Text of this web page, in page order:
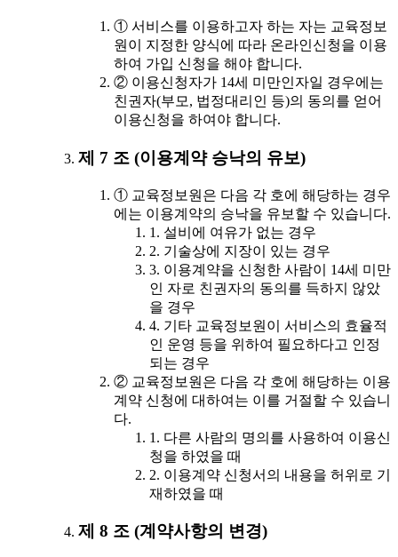
① 서비스를 이용하고자 하는 자는 교육정보
원이 지정한 양식에 따라 온라인신청을 이용
하여 가입 신청을 해야 합니다.
② 이용신청자가 14세 미만인자일 경우에는
친권자(부모, 법정대리인 등)의 동의를 얻어
이용신청을 하여야 합니다.
제 7 조 (이용계약 승낙의 유보)
① 교육정보원은 다음 각 호에 해당하는 경우
에는 이용계약의 승낙을 유보할 수 있습니다.
1. 설비에 여유가 없는 경우
2. 기술상에 지장이 있는 경우
3. 이용계약을 신청한 사람이 14세 미만
인 자로 친권자의 동의를 득하지 않았
을 경우
4. 기타 교육정보원이 서비스의 효율적
인 운영 등을 위하여 필요하다고 인정
되는 경우
② 교육정보원은 다음 각 호에 해당하는 이용
계약 신청에 대하여는 이를 거절할 수 있습니
다.
1. 다른 사람의 명의를 사용하여 이용신
청을 하였을 때
2. 이용계약 신청서의 내용을 허위로 기
재하였을 때
제 8 조 (계약사항의 변경)